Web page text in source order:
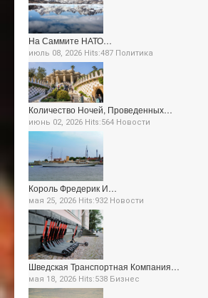
На Саммите НАТО…
июль 08, 2026 Hits:487 Политика
Количество Ночей, Проведенных…
июнь 02, 2026 Hits:564 Новости
Король Фредерик И…
мая 25, 2026 Hits:932 Новости
Шведская Транспортная Компания…
мая 18, 2026 Hits:538 Бизнес